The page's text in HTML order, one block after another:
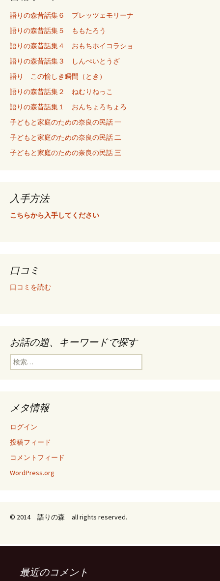
語りの森昔話集６ プレッツェモリーナ
語りの森昔話集５ ももたろう
語りの森昔話集４ おもちホイコラショ
語りの森昔話集３ しんぺいとうざ
語り この愉しき瞬間（とき）
語りの森昔話集２ ねむりねっこ
語りの森昔話集１ おんちょろちょろ
子どもと家庭のための奈良の民話 一
子どもと家庭のための奈良の民話 二
子どもと家庭のための奈良の民話 三
入手方法
こちらから入手してください
口コミ
口コミを読む
お話の題、キーワードで探す
検
索
メタ情報
ログイン
投稿フィード
コメントフィード
WordPress.org
© 2014 語りの森 all rights reserved.
最近のコメント